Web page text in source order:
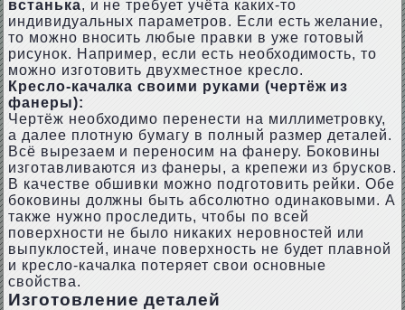
встанька, и не требует учёта каких-то
индивидуальных параметров. Если есть желание,
то можно вносить любые правки в уже готовый
рисунок. Например, если есть необходимость, то
можно изготовить двухместное кресло.
Кресло-качалка своими руками (чертёж из
фанеры):
Чертёж необходимо перенести на миллиметровку,
а далее плотную бумагу в полный размер деталей.
Всё вырезаем и переносим на фанеру. Боковины
изготавливаются из фанеры, а крепежи из брусков.
В качестве обшивки можно подготовить рейки. Обе
боковины должны быть абсолютно одинаковыми. А
также нужно проследить, чтобы по всей
поверхности не было никаких неровностей или
выпуклостей, иначе поверхность не будет плавной
и кресло-качалка потеряет свои основные
свойства.
Изготовление деталей